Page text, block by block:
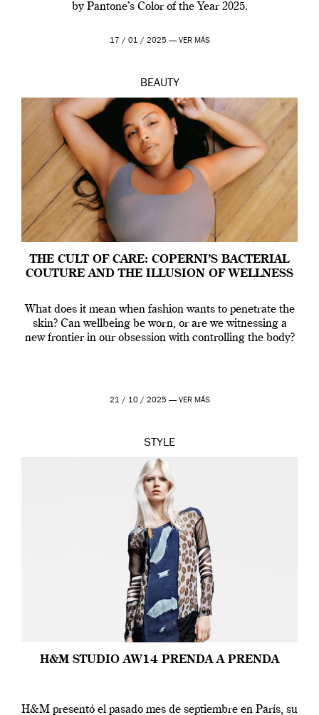
by Pantone’s Color of the Year 2025.
17 / 01 / 2025 — VER MÁS
BEAUTY
THE CULT OF CARE: COPERNI’S BACTERIAL
COUTURE AND THE ILLUSION OF WELLNESS
What does it mean when fashion wants to penetrate the
skin? Can wellbeing be worn, or are we witnessing a
new frontier in our obsession with controlling the body?
21 / 10 / 2025 — VER MÁS
STYLE
H&M STUDIO AW14 PRENDA A PRENDA
H&M presentó el pasado mes de septiembre en París, su